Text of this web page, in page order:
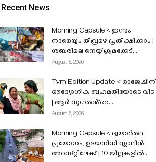
Recent News
Morning Capsule < ഇന്നും
നാളെയും തീവ്രമഴ പ്രതീക്ഷിക്കാം |
ശബരിമല നെയ്യ് ക്രമക്കേട്,...
August 6, 2026
Tvm Edition Update < രാജേഷിന്
ഔദ്യോഗിക ബഹുമതിയോടെ വിട
| ആർ സുഗതൻ്റെ...
August 6, 2026
Morning Capsule < ദ്വയാർത്ഥ
പ്രയോഗം, ഉദയനിധി സ്റ്റാലിൻ
അറസ്‌റ്റിലേക്ക് | 10 ജില്ലകളിൽ...